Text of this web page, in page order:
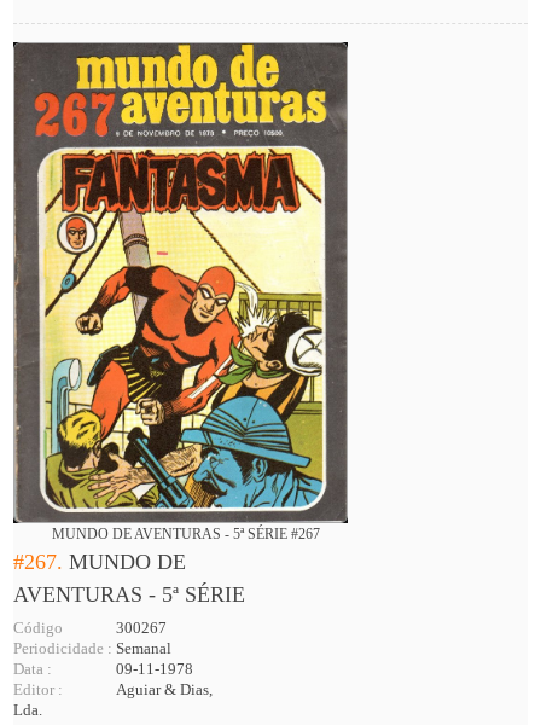
MUNDO DE AVENTURAS - 5ª SÉRIE #267
#267.MUNDO DE
AVENTURAS - 5ª SÉRIE
Código
300267
Periodicidade : Semanal
Data :
09-11-1978
Editor :
Aguiar & Dias,
Lda.